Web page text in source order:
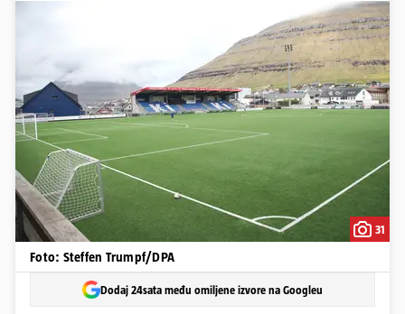
31
Foto: Steffen Trumpf/DPA
Dodaj 24sata među omiljene izvore na Googleu